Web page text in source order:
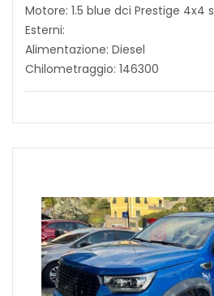
Motore: 1.5 blue dci Prestige 4x4 s
Esterni:
Alimentazione: Diesel
Chilometraggio: 146300